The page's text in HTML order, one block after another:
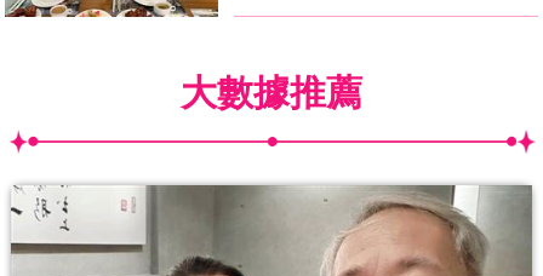
大數據推薦